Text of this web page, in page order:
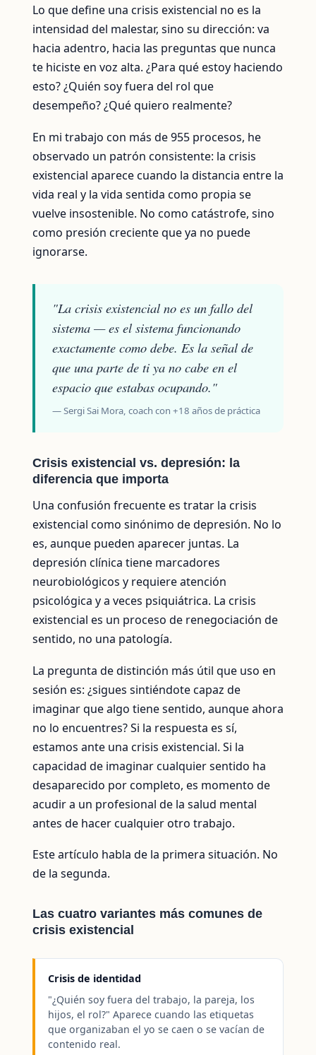
Lo que define una crisis existencial no es la
intensidad del malestar, sino su dirección: va
hacia adentro, hacia las preguntas que nunca
te hiciste en voz alta. ¿Para qué estoy haciendo
esto? ¿Quién soy fuera del rol que
desempeño? ¿Qué quiero realmente?
En mi trabajo con más de 955 procesos, he
observado un patrón consistente: la crisis
existencial aparece cuando la distancia entre la
vida real y la vida sentida como propia se
vuelve insostenible. No como catástrofe, sino
como presión creciente que ya no puede
ignorarse.
"La crisis existencial no es un fallo del
sistema — es el sistema funcionando
exactamente como debe. Es la señal de
que una parte de ti ya no cabe en el
espacio que estabas ocupando."
— Sergi Sai Mora, coach con +18 años de práctica
Crisis existencial vs. depresión: la
diferencia que importa
Una confusión frecuente es tratar la crisis
existencial como sinónimo de depresión. No lo
es, aunque pueden aparecer juntas. La
depresión clínica tiene marcadores
neurobiológicos y requiere atención
psicológica y a veces psiquiátrica. La crisis
existencial es un proceso de renegociación de
sentido, no una patología.
La pregunta de distinción más útil que uso en
sesión es: ¿sigues sintiéndote capaz de
imaginar que algo tiene sentido, aunque ahora
no lo encuentres? Si la respuesta es sí,
estamos ante una crisis existencial. Si la
capacidad de imaginar cualquier sentido ha
desaparecido por completo, es momento de
acudir a un profesional de la salud mental
antes de hacer cualquier otro trabajo.
Este artículo habla de la primera situación. No
de la segunda.
Las cuatro variantes más comunes de
crisis existencial
Crisis de identidad
"¿Quién soy fuera del trabajo, la pareja, los
hijos, el rol?" Aparece cuando las etiquetas
que organizaban el yo se caen o se vacían de
contenido real.